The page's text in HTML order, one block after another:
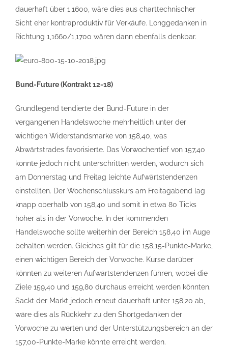
dauerhaft über 1,1600, wäre dies aus charttechnischer
Sicht eher kontraproduktiv für Verkäufe. Longgedanken in
Richtung 1,1660/1,1700 wären dann ebenfalls denkbar.
Bund-Future (Kontrakt 12-18)
Grundlegend tendierte der Bund-Future in der
vergangenen Handelswoche mehrheitlich unter der
wichtigen Widerstandsmarke von 158,40, was
Abwärtstrades favorisierte. Das Vorwochentief von 157,40
konnte jedoch nicht unterschritten werden, wodurch sich
am Donnerstag und Freitag leichte Aufwärtstendenzen
einstellten. Der Wochenschlusskurs am Freitagabend lag
knapp oberhalb von 158,40 und somit in etwa 80 Ticks
höher als in der Vorwoche. In der kommenden
Handelswoche sollte weiterhin der Bereich 158,40 im Auge
behalten werden. Gleiches gilt für die 158,15-Punkte-Marke,
einen wichtigen Bereich der Vorwoche. Kurse darüber
könnten zu weiteren Aufwärtstendenzen führen, wobei die
Ziele 159,40 und 159,80 durchaus erreicht werden könnten.
Sackt der Markt jedoch erneut dauerhaft unter 158,20 ab,
wäre dies als Rückkehr zu den Shortgedanken der
Vorwoche zu werten und der Unterstützungsbereich an der
157,00-Punkte-Marke könnte erreicht werden.